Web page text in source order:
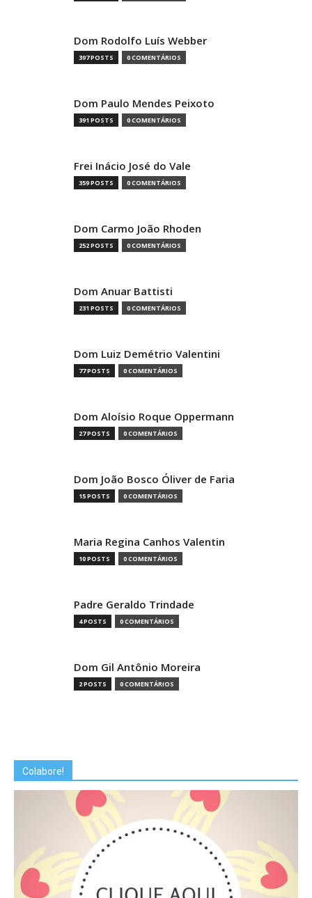
Dom Rodolfo Luís Webber
397 POSTS 0 COMENTÁRIOS
Dom Paulo Mendes Peixoto
391 POSTS 0 COMENTÁRIOS
Frei Inácio José do Vale
359 POSTS 0 COMENTÁRIOS
Dom Carmo João Rhoden
252 POSTS 0 COMENTÁRIOS
Dom Anuar Battisti
231 POSTS 0 COMENTÁRIOS
Dom Luiz Demétrio Valentini
77 POSTS 0 COMENTÁRIOS
Dom Aloísio Roque Oppermann
27 POSTS 0 COMENTÁRIOS
Dom João Bosco Óliver de Faria
15 POSTS 0 COMENTÁRIOS
Maria Regina Canhos Valentin
10 POSTS 0 COMENTÁRIOS
Padre Geraldo Trindade
4 POSTS 0 COMENTÁRIOS
Dom Gil Antônio Moreira
2 POSTS 0 COMENTÁRIOS
Colabore!